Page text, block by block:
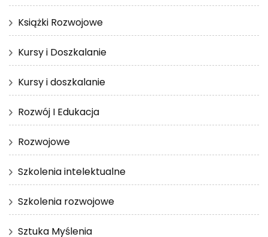
Książki Rozwojowe
Kursy i Doszkalanie
Kursy i doszkalanie
Rozwój I Edukacja
Rozwojowe
Szkolenia intelektualne
Szkolenia rozwojowe
Sztuka Myślenia